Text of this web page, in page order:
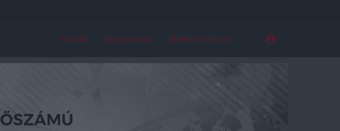
Főoldal Regisztráció Elfelejtett jelszó